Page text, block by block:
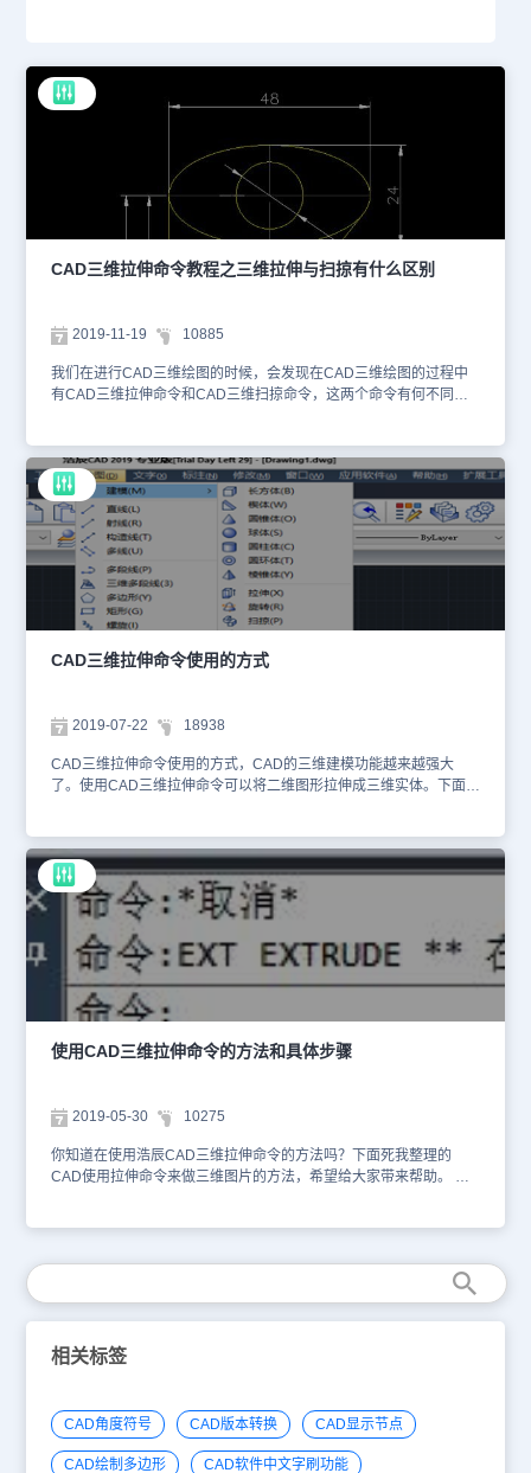
CAD三维拉伸命令教程之三维拉伸与扫掠有什么区别
2019-11-19 10885
我们在进行CAD三维绘图的时候，会发现在CAD三维绘图的过程中
有CAD三维拉伸命令和CAD三维扫掠命令，这两个命令有何不同
成弯曲的实体，具体解释下：1. 拉伸就是让选中的面域沿直线形成线
材类的形状，就像门窗型材等等的挤出模具生产的东西，但是拉伸可
以设定倾斜，形成锥状体，但是轴线一定是直线2.扫掠，其实就是把
选中的面域按照你指定的路径来拉伸成实体，其实拉伸是它的一种特
例，你可以在扫掠的时候把路径设成直线，那就是拉伸了，只是不能
设定拉伸成椎体，能直接拉伸的实体用扫掠就显得太笨了。扫掠主要
用来形成弯曲的实体，比如弹簧，弯头等等。通过上面的介绍，我们
就知道了在CAD三维绘图的过程中CAD三维拉伸命令和CAD三维扫
掠命令的区别了，也就知道什么情况下该用哪个命令了。
CAD三维拉伸命令使用的方式
2019-07-22 18938
CAD三维拉伸命令使用的方式，CAD的三维建模功能越来越强大了。使用CAD三维拉伸命令可以将二维图形拉伸成三维实体。下面就为大家介绍一种实用的方法。 步骤一：打开CAD，点击工作空间右侧的倒三角，进入“三维建模”工作空间。 步骤二：分别绘制三个圆形和矩形。输入reg形成面域。 步骤三：切换到“东南等轴测”视图。单击方框中的视角选择”东南等轴测“。 步骤四：在命令行输入“ext”或者点击“工具栏”中的“常用”选项卡中的“拉伸”。此时，注意如果要使拉伸出啦的是曲面则“MO”——“SU”。默认状态下是实体。我们分别创建一个“SO”（实体）和“SU”（曲面）对比一下。 步骤五：“ext”——”mo“——"so"——选择一个圆,回车——填写拉伸的高度。比如我是100半径的圆，我拉伸的高度是300.“ext”——”mo“——"su"——选择一个圆,回车——填写拉伸的高度(300)。更改视觉样式为"概念"。按住shift键鼠标滚轮中键，自定义视角，观察这两个图。可以发现SU下为曲面，SO下为实体。 步骤六：按”U“，回车，回车，直到返回拉伸前的状态（每一次回车都会撤销一步操作）。”ext“——选择一个圆和一个矩形，回车——输入300。得到一个圆柱体和一个长方体。输入值为正，向上拉伸，输入为负，向下拉伸。 步骤七：”ext“——选择一个圆和一个矩形，回车——”t“(倾斜角)——输入角度如45——输入拉伸高度300。得到一个圆锥体和一个四棱锥。输入值为正，向上拉伸，输入为负，向下拉伸。 步骤八：切换视角到“前视”。在前视上输入”spl“。做两条样条曲线。 步骤九：切换视角回”东南等轴测“。”ext“——选择一个圆，回车——”p“——选择拉伸路径，也即所画的样条曲线，回车。同理操作矩形的拉伸。切换视角样式为”概念，“切换视角”shift“+鼠标中滚轮键观察所画的所有图。 CAD中如何使用三维拉伸命令？CAD的三维建模功能越来越强大了。使用CAD三维拉伸命令可以将二维图形拉伸成三维实体。下面就为大家介绍一种实用的方法。 步骤一：打开CAD，点击工作空间右侧的倒三角，进入“三维建模”工作空间。 步骤二：分别绘制三个圆形和矩形。输入reg形成面域。 步骤三：切换到“东南等轴测”视图。单击方框中的视角选择”东南等轴测“。 步骤四：在命令行输入“ext”或者点击“工具栏”中的“常用”选项卡中的“拉伸”。此时，注意如果要使拉伸出啦的是曲面则“MO”——“SU”。默认状态下是实体。我们分别创建一个“SO”（实体）和“SU”（曲面）对比一下。 步骤五：“ext”——”mo“——"so"——选择一个圆,回车——填写拉伸的高度。比如我是100半径的圆，我拉伸的高度是300.“ext”——”mo“——"su"——选择一个圆,回车——填写拉伸的高度(300)。更改视觉样式为"概念"。按住shift键鼠标滚轮中键，自定义视角，观察这两个图。可以发现SU下为曲面，SO下为实体。 步骤六：按”U“，回车，回车，直到返回拉伸前的状态（每一次回车都会撤销一步操作）。”ext“——选择一个圆和一个矩形，回车——输入300。得到一个圆柱体和一个长方体。输入值为正，向上拉伸，输入为负，向下拉伸。 步骤七：”ext“——选择一个圆和一个矩形，回车——”t“(倾斜角)——输入角度如45——输入拉伸高度300。得到一个圆锥体和一个四棱锥。输入值为正，向上拉伸，输入为负，向下拉伸。 步骤八：切换视角到“前视”。在前视上输入”spl“。做两条样条曲线。 步骤九：切换视角回”东南等轴测“。”ext“——选择一个圆，回车——”p“——选择拉伸路径，也即所画的样条曲线，回车。同理操作矩形的拉伸。切换视角样式为”概念，“切换视角”shift“+鼠标中滚轮键观察所画的所有图。 CAD中如何使用三维拉伸命令？CAD的三维建模功能越来越强大了。使用CAD三维拉伸命令可以将二维图形拉伸成三维实体。下面就为大家介绍一种实用的方法。 步骤一：打开CAD，点击工作空间右侧的倒三角，进入“三维建模”工作空间。 步骤二：分别绘制三个圆形和矩形。输入reg形成面域。 步骤三：切换到“东南等轴测”视图。单击方框中的视角选择”东南等轴测“。 步骤四：在命令行输入“ext”或者点击“工具栏”中的“常用”选项卡中的“拉伸”。此时，注意如果要使拉伸出啦的是曲面则“MO”——“SU”。默认状态下是实体。我们分别创建一个“SO”（实体）和“SU”（曲面）对比一下。 步骤五：“ext”——”mo“——"so"——选择一个圆,回车——填写拉伸的高度。比如我是100半径的圆，我拉伸的高度是300.“ext”——”mo“——"su"——选择一个圆,回车——填写拉伸的高度(300)。更改视觉样式为"概念"。按住shift键鼠标滚轮中键，自定义视角，观察这两个图。可以发现SU下为曲面，SO下为实体。 步骤六：按”U“，回车，回车，直到返回拉伸前的状态（每一次回车都会撤销一步操作）。”ext“——选择一个圆和一个矩形，回车——输入300。得到一个圆柱体和一个长方体。输入值为正，向上拉伸，输入为负，向下拉伸。 步骤七：”ext“——选择一个圆和一个矩形，回车——”t“(倾斜角)——输入角度如45——输入拉伸高度300。得到一个圆锥体和一个四棱锥。输入值为正，向上拉伸，输入为负，向下拉伸。 步骤八：切换视角到“前视”。在前视上输入”spl“。做两条样条曲线。 步骤九：切换视角回”东南等轴测“。”ext“——选择一个圆，回车——”p“——选择拉伸路径，也即所画的样条曲线，回车。同理操作矩形的拉伸。切换视角样式为”概念，“切换视角”shift“+鼠标中滚轮键观察所画的所有图。CAD中如何使用三维拉伸命令？CAD的三维建模功能越来越强大了。使用CAD三维拉伸命令可以将二维图形拉伸成三维实体。下面就为大家介绍一种实用的方法。 步骤一：打开CAD，点击工作空间右侧的倒三角，进入“三维建模”工作空间。 步骤二：分别绘制三个圆形和矩形。输入reg形成面域。 步骤三：切换到“东南等轴测”视图。单击方框中的视角选择”东南等轴测“。 步骤四：在命令行输入“ext”或者点击“工具栏”中的“常用”选项卡中的“拉伸”。此时，注意如果要使拉伸出啦的是曲面则“MO”——“SU”。默认状态下是实体。我们分别创建一个“SO”（实体）和“SU”（曲面）对比一下。 步骤五：“ext”——”mo“——"so"——选择一个圆,回车——填写拉伸的高度。比如我是100半径的圆，我拉伸的高度是300.“ext”——”mo“——"su"——选择一个圆,回车——填写拉伸的高度(300)。更改视觉样式为"概念"。按住shift键鼠标滚轮中键，自定义视角，观察这两个图。可以发现SU下为曲面，SO下为实体。 步骤六：按”U“，回车，回车，直到返回拉伸前的状态（每一次回车都会撤销一步操作）。”ext“——选择一个圆和一个矩形，回车——输入300。得到一个圆柱体和一个长方体。输入值为正，向上拉伸，输入为负，向下拉伸。 步骤七：”ext“——选择一个圆和一个矩形，回车——”t“(倾斜角)——输入角度如45——输入拉伸高度300。得到一个圆锥体和一个四棱锥。输入值为正，向上拉伸，输入为负，向下拉伸。 步骤八：切换视角到“前视”。在前视上输入”spl“。做两条样条曲线。 步骤九：切换视角回”东南等轴测“。”ext“——选择一个圆，回车——”p“——选择拉伸路径，也即所画的样条曲线，回车。同理操作矩形的拉伸。切换视角样式为”概念，“切换视角”shift“+鼠标中滚轮键观察所画的所有图。 CAD中如何使用三维拉伸命令？CAD的三维建模功能越来越强大了。使用CAD三维拉伸命令可以将二维图形拉伸成三维实体。下面就为大家介绍一种实用的方法。 步骤一：打开CAD，点击工作空间右侧的倒三角，进入“三维建模”工作空间。 步骤二：分别绘制三个圆形和矩形。输入reg形成面域。 步骤三：切换到“东南等轴测”视图。单击方框中的视角选择”东南等轴测“。 步骤四：在命令行输入“ext”或者点击“工具栏”中的“常用”选项卡中的“拉伸”。此时，注意如果要使拉伸出啦的是曲面则“MO”——“SU”。默认状态下是实体。我们分别创建一个“SO”（实体）和“SU”（曲面）对比一下。 步骤五：“ext”——”mo“——"so"——选择一个圆,回车——填写拉伸的高度。比如我是100半径的圆，我拉伸的高度是300.“ext”——”mo“——"su"——选择一个圆,回车——填写拉伸的高度(300)。更改视觉样式为"概念"。按住shift键鼠标滚轮中键，自定义视角，观察这两个图。可以发现SU下为曲面，SO下为实体。 步骤六：按”U“，回车，回车，直到返回拉伸前的状态（每一次回车都会撤销一步操作）。”ext“——选择一个圆和一个矩形，回车——输入300。得到一个圆柱体和一个长方体。输入值为正，向上拉伸，输入为负，向下拉伸。 步骤七：”ext“——选择一个圆和一个矩形，回车——”t“(倾斜角)——输入角度如45——输入拉伸高度300。得到一个圆锥体和一个四棱锥。输入值为正，向上拉伸，输入为负，向下拉伸。 步骤八：切换视角到“前视”。在前视上输入”spl“。做两条样条曲线。 步骤九：切换视角回”东南等轴测“。”ext“——选择一个圆，回车——”p“——选择拉伸路径，也即所画的样条曲线，回车。同理操作矩形的拉伸。切换视角样式为”概念，“切换视角”shift“+鼠标中滚轮键观察所画的所有图。 CAD中如何使用三维拉伸命令？CAD的三维建模功能越来越强大了。使用CAD三维拉伸命令可以将二维图形拉伸成三维实体。下面就为大家介绍一种实用的方法。 步骤一：打开CAD，点击工作空间右侧的倒三角，进入“三维建模”工作空间。 步骤二：分别绘制三个圆形和矩形。输入reg形成面域。 步骤三：切换到“东南等轴测”视图。单击方框中的视角选择”东南等轴测“。 步骤四：在命令行输入“ext”或者点击“工具栏”中的“常用”选项卡中的“拉伸”。此时，注意如果要使拉伸出啦的是曲面则“MO”——“SU”。默认状态下是实体。我们分别创建一个“SO”（实体）和“SU”（曲面）对比一下。 步骤五：“ext”——”mo“——"so"——选择一个圆,回车——填写拉伸的高度。比如我是100半径的圆，我拉伸的高度是300.“ext”——”mo“——"su"——选择一个圆,回车——填写拉伸的高度(300)。更改视觉样式为"概念"。按住shift键鼠标滚轮中键，自定义视角，观察这两个图。可以发现SU下为曲面，SO下为实体。 步骤六：按”U“，回车，回车，直到返回拉伸前的状态（每一次回车都会撤销一步操作）。”ext“——选择一个圆和一个矩形，回车——输入300。得到一个圆柱体和一个长方体。输入值为正，向上拉伸，输入为负，向下拉伸。 步骤七：”ext“——选择一个圆和一个矩形，回车——”t“(倾斜角)——输入角度如45——输入拉伸高度300。得到一个圆锥体和一个四棱锥。输入值为正，向上拉伸，输入为负，向下拉伸。 步骤八：切换视角到“前视”。在前视上输入”spl“。做两条样条曲线。 步骤九：切换视角回”东南等轴测“。”ext“——选择一个圆，回车——”p“——选择拉伸路径，也即所画的样条曲线，回车。同理操作矩形的拉伸。切换视角样式为”概念，“切换视角”shift“+鼠标中滚轮键观察所画的所有图。CAD中如何使用三维拉伸命令？CAD的三维建模功能越来越强大了。使用CAD三维拉伸命令可以将二维图形拉伸成三维实体。下面就为大家介绍一种实用的方法。 步骤一：打开CAD，点击工作空间右侧的倒三角，进入“三维建模”工作空间。 步骤二：分别绘制三个圆形和矩形。输入reg形成面域。 步骤三：切换到“东南等轴测”视图。单击方框中的视角选择”东南等轴测“。 步骤四：在命令行输入“ext”或者点击“工具栏”中的“常用”选项卡中的“拉伸”。此时，注意如果要使拉伸出啦的是曲面则“MO”——“SU”。默认状态下是实体。我们分别创建一个“SO”（实体）和“SU”（曲面）对比一下。 步骤五：“ext”——”mo“——"so"——选择一个圆,回车——填写拉伸的高度。比如我是100半径的圆，我拉伸的高度是300.“ext”——”mo“——"su"——选择一个圆,回车——填写拉伸的高度(300)。更改视觉样式为"概念"。按住shift键鼠标滚轮中键，自定义视角，观察这两个图。可以发现SU下为曲面，SO下为实体。 步骤六：按”U“，回车，回车，直到返回拉伸前的状态（每一次回车都会撤销一步操作）。”ext“——选择一个圆和一个矩形，回车——输入300。得到一个圆柱体和一个长方体。输入值为正，向上拉伸，输入为负，向下拉伸。 步骤七：”ext“——选择一个圆和一个矩形，回车——”t“(倾斜角)——输入角度如45——输入拉伸高度300。得到一个圆锥体和一个四棱锥。输入值为正，向上拉伸，输入为负，向下拉伸。 步骤八：切换视角到“前视”。在前视上输入”spl“。做两条样条曲线。 步骤九：切换视角回”东南等轴测“。”ext“——选择一个圆，回车——”p“——选择拉伸路径，也即所画的样条曲线，回车。同理操作矩形的拉伸。切换视角样式为”概念，“切换视角”shift“+鼠标中滚轮键观察所画的所有图。CAD中如何使用三维拉伸命令？CAD的三维建模功能越来越强大了。使用CAD三维拉伸命令可以将二维图形拉伸成三维实体。下面就为大家介绍一种实用的方法。 步骤一：打开CAD，点击工作空间右侧的倒三角，进入“三维建模”工作空间。 步骤二：分别绘制三个圆形和矩形。输入reg形成面域。 步骤三：切换到“东南等轴测”视图。单击方框中的视角选择”东南等轴测“。 步骤四：在命令行输入“ext”或者点击“工具栏”中的“常用”选项卡中的“拉伸”。此时，注意如果要使拉伸出啦的是曲面则“MO”——“SU”。默认状态下是实体。我们分别创建一个“SO”（实体）和“SU”（曲面）对比一下。 步骤五：“ext”——”mo“——"so"——选择一个圆,回车——填写拉伸的高度。比如我是100半径的圆，我拉伸的高度是300.“ext”——”mo“——"su"——选择一个圆,回车——填写拉伸的高度(300)。更改视觉样式为"概念"。按住shift键鼠标滚轮中键，自定义视角，观察这两个图。可以发现SU下为曲面，SO下为实体。 步骤六：按”U“，回车，回车，直到返回拉伸前的状态（每一次回车都会撤销一步操作）。”ext“——选择一个圆和一个矩形，回车——输入300。得到一个圆柱体和一个长方体。输入值为正，向上拉伸，输入为负，向下拉伸。 步骤七：”ext“——选择一个圆和一个矩形，回车——”t“(倾斜角)——输入角度如45——输入拉伸高度300。得到一个圆锥体和一个四棱锥。输入值为正，向上拉伸，输入为负，向下拉伸。 步骤八：切换视角到“前视”。在前视上输入”spl“。做两条样条曲线。 步骤九：切换视角回”东南等轴测“。”ext“——选择一个圆，回车——”p“——选择拉伸路径，也即所画的样条曲线，回车。同理操作矩形的拉伸。切换视角样式为”概念，“切换视角”shift“+鼠标中滚轮键观察所画的所有图。CAD中如何使用三维拉伸命令？CAD的三维建模功能越来越强大了。使用CAD三维拉伸命令可以将二维图形拉伸成三维实体。下面就为大家介绍一种实用的方法。 步骤一：打开CAD，点击工作空间右侧的倒三角，进入“三维建模”工作空间。 步骤二：分别绘制三个圆形和矩形。输入reg形成面域。 步骤三：切换到“东南等轴测”视图。单击方框中的视角选择”东南等轴测“。 步骤四：在命令行输入“ext”或者点击“工具栏”中的“常用”选项卡中的“拉伸”。此时，注意如果要使拉伸出啦的是曲面则“MO”——“SU”。默认状态下是实体。我们分别创建一个“SO”（实体）和“SU”（曲面）对比一下。 步骤五：“ext”——”mo“——"so"——选择一个圆,回车——填写拉伸的高度。比如我是100半径的圆，我拉伸的高度是300.“ext”——”mo“——"su"——选择一个圆,回车——填写拉伸的高度(300)。更改视觉样式为"概念"。按住shift键鼠标滚轮中键，自定义视角，观察这两个图。可以发现SU下为曲面，SO下为实体。 步骤六：按”U“，回车，回车，直到返回拉伸前的状态（每一次回车都会撤销一步操作）。”ext“——选择一个圆和一个矩形，回车——输入300。得到一个圆柱体和一个长方体。输入值为正，向上拉伸，输入为负，向下拉伸。 步骤七：”ext“——选择一个圆和一个矩形，回车——”t“(倾斜角)——输入角度如45——输入拉伸高度300。得到一个圆锥体和一个四棱锥。输入值为正，向上拉伸，输入为负，向下拉伸。 步骤八：切换视角到“前视”。在前视上输入”spl“。做两条样条曲线。 步骤九：切换视角回”东南等轴测“。”ext“——选择一个圆，回车——”p“——选择拉伸路径，也即所画的样条曲线，回车。同理操作矩形的拉伸。切换视角样式为”概念，“切换视角”shift“+鼠标中滚轮键观察所画的所有图。 CAD中如何使用三维拉伸命令？CAD的三维建模功能越来越强大了。使用CAD三维拉伸命令可以将二维图形拉伸成三维实体。下面就为大家介绍一种实用的方法。 步骤一：打开CAD，点击工作空间右侧的倒三角，进入“三维建模”工作空间。 步骤二：分别绘制三个圆形和矩形。输入reg形成面域。 步骤三：切换到“东南等轴测”视图。单击方框中的视角选择”东南等轴测“。 步骤四：在命令行输入“ext”或者点击“工具栏”中的“常用”选项卡中的“拉伸”。此时，注意如果要使拉伸出啦的是曲面则“MO”——“SU”。默认状态下是实体。我们分别创建一个“SO”（实体）和“SU”（曲面）对比一下。 步骤五：“ext”——”mo“——"so"——选择一个圆,回车——填写拉伸的高度。比如我是100半径的圆，我拉伸的高度是300.“ext”——”mo“——"su"——选择一个圆,回车——填写拉伸的高度(300)。更改视觉样式为"概念"。按住shift键鼠标滚轮中键，自定义视角，观察这两个图。可以发现SU下为曲面，SO下为实体。 步骤六：按”U“，回车，回车，直到返回拉伸前的状态（每一次回车都会撤销一步操作）。”ext“——选择一个圆和一个矩形，回车——输入300。得到一个圆柱体和一个长方体。输入值为正，向上拉伸，输入为负，向下拉伸。 步骤七：”ext“——选择一个圆和一个矩形，回车——”t“(倾斜角)——输入角度如45——输入拉伸高度300。得到一个圆锥体和一个四棱锥。输入值为正，向上拉伸，输入为负，向下拉伸。 步骤八：切换视角到“前视”。在前视上输入”spl“。做两条样条曲线。 步骤九：切换视角回”东南等轴测“。”ext“——选择一个圆，回车——”p“——选择拉伸路径，也即所画的样条曲线，回车。同理操作矩形的拉伸。切换视角样式为”概念，“切换视角”shift“+鼠标中滚轮键观察所画的所有图。CAD中如何使用三维拉伸命令？CAD的三维建模功能越来越强大了。使用CAD三维拉伸命令可以将二维图形拉伸成三维实体。下面就为大家介绍一种实用的方法。 步骤一：打开CAD，点击工作空间右侧的倒三角，进入“三维建模”工作空间。 步骤二：分别绘制三个圆形和矩形。输入reg形成面域。 步骤三：切换到“东南等轴测”视图。单击方框中的视角选择”东南等轴测“。 步骤四：在命令行输入“ext”或者点击“工具栏”中的“常用”选项卡中的“拉伸”。此时，注意如果要使拉伸出啦的是曲面则“MO”——“SU”。默认状态下是实体。我们分别创建一个“SO”（实体）和“SU”（曲面）对比一下。 步骤五：“ext”——”mo“——"so"——选择一个圆,回车——填写拉伸的高度。比如我是100半径的圆，我拉伸的高度是300.“ext”——”mo“——"su"——选择一个圆,回车——填写拉伸的高度(300)。更改视觉样式为"概念"。按住shift键鼠标滚轮中键，自定义视角，观察这两个图。可以发现SU下为曲面，SO下为实体。 步骤六：按”U“，回车，回车，直到返回拉伸前的状态（每一次回车都会撤销一步操作）。”ext“——选择一个圆和一个矩形，回车——输入300。得到一个圆柱体和一个长方体。输入值为正，向上拉伸，输入为负，向下拉伸。 步骤七：”ext“——选择一个圆和一个矩形，回车——”t“(倾斜角)——输入角度如45——输入拉伸高度300。得到一个圆锥体和一个四棱锥。输入值为正，向上拉伸，输入为负，向下拉伸。 步骤八：切换视角到“前视”。在前视上输入”spl“。做两条样条曲线。 步骤九：切换视角回”东南等轴测“。”ext“——选择一个圆，回车——”p“——选择拉伸路径，也即所画的样条曲线，回车。同理操作矩形的拉伸。切换视角样式为”概念，“切换视角”shift“+鼠标中滚轮键观察所画的所有图。CAD中如何使用三维拉伸命令？CAD的三维建模功能越来越强大了。使用CAD三维拉伸命令可以将二维图形拉伸成三维实体。下面就为大家介绍一种实用的方法。 步骤一：打开CAD，点击工作空间右侧的倒三角，进入“三维建模”工作空间。 步骤二：分别绘制三个圆形和矩形。输入reg形成面域。 步骤三：切换到“东南等轴测”视图。单击方框中的视角选择”东南等轴测“。 步骤四：在命令行输入“ext”或者点击“工具栏”中的“常用”选项卡中的“拉伸”。此时，注意如果要使拉伸出啦的是曲面则“MO”——“SU”。默认状态下是实体。我们分别创建一个“SO”（实体）和“SU”（曲面）对比一下。 步骤五：“ext”——”mo“——"so"——选择一个圆,回车——填写拉伸的高度。比如我是100半径的圆，我拉伸的高度是300.“ext”——”mo“——"su"——选择一个圆,回车——填写拉伸的高度(300)。更改视觉样式为"概念"。按住shift键鼠标滚轮中键，自定义视角，观察这两个图。可以发现SU下为曲面，SO下为实体。 步骤六：按”U“，回车，回车，直到返回拉伸前的状态（每一次回车都会撤销一步操作）。”ext“——选择一个圆和一个矩形，回车——输入300。得到一个圆柱体和一个长方体。输入值为正，向上拉伸，输入为负，向下拉伸。 步骤七：”ext“——选择一个圆和一个矩形，回车——”t“(倾斜角)——输入角度如45——输入拉伸高度300。得到一个圆锥体和一个四棱锥。输入值为正，向上拉伸，输入为负，向下拉伸。 步骤八：切换视角到“前视”。在前视上输入”spl“。做两条样条曲线。 步骤九：切换视角回”东南等轴测“。”ext“——选择一个圆，回车——”p“——选择拉伸路径，也即所画的样条曲线，回车。同理操作矩形的拉伸。切换视角样式为”概念，“切换视角”shift“+鼠标中滚轮键观察所画的所有图。CAD中如何使用三维拉伸命令？CAD的三维建模功能越来越强大了。使用CAD三维拉伸命令可以将二维图形拉伸成三维实体。下面就为大家介绍一种实用的方法。 步骤一：打开CAD，点击工作空间右侧的倒三角，进入“三维建模”工作空间。 步骤二：分别绘制三个圆形和矩形。输入reg形成面域。 步骤三：切换到“东南等轴测”视图。单击方框中的视角选择”东南等轴测“。 步骤四：在命令行输入“ext”或者点击“工具栏”中的“常用”选项卡中的“拉伸”。此时，注意如果要使拉伸出啦的是曲面则“MO”——“SU”。默认状态下是实体。我们分别创建一个“SO”（实体）和“SU”（曲面）对比一下。 步骤五：“ext”——”mo“——"so"——选择一个圆,回车——填写拉伸的高度。比如我是100半径的圆，我拉伸的高度是300.“ext”——”mo“——"su"——选择一个圆,回车——填写拉伸的高度(300)。更改视觉样式为"概念"。按
使用CAD三维拉伸命令的方法和具体步骤
2019-05-30 10275
你知道在使用浩辰CAD三维拉伸命令的方法吗？下面死我整理的
CAD使用拉伸命令来做三维图片的方法，希望给大家带来帮助。 打
击“工具栏”中的“常用”选项卡中的“拉伸”。此时，注意如果要使拉伸出
啦的是曲面则“MO”——“SU”。默认状态下是实体。我们分别创建一
个“SO”(实体)和“SU”(曲面)对比一下。 “ext”——”mo“——"so"——选
择一个圆,回车——填写拉伸的高度。比如我是100半径的圆，我拉伸
的高度是300.“ext”——”mo“——"su"——选择一个圆,回车——填写拉
伸的高度(300)。更改视觉样式为"概念"。按住shift键鼠标滚轮中键，
按”U“，回车，回车，直到返回拉伸前的状态(每一次回车都会撤销一
步操作)。”ext“——选择一个圆和一个矩形，回车——输入300。得到
一个圆柱体和一个长方体。输入值为正，向上拉伸，输入为负，向下
相关标签
CAD角度符号 CAD版本转换 CAD显示节点
CAD绘制多边形 CAD软件中文字刷功能